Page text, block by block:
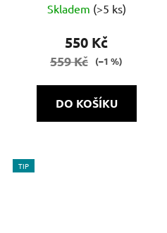
Skladem (>5 ks)
550 Kč
559 Kč (–1 %)
DO KOŠÍKU
TIP